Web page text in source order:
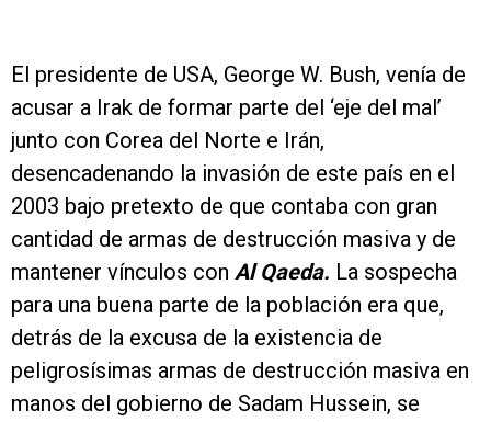
El presidente de USA, George W. Bush, venía de
acusar a Irak de formar parte del ‘eje del mal’
junto con Corea del Norte e Irán,
desencadenando la invasión de este país en el
2003 bajo pretexto de que contaba con gran
cantidad de armas de destrucción masiva y de
mantener vínculos con Al Qaeda. La sospecha
para una buena parte de la población era que,
detrás de la excusa de la existencia de
peligrosísimas armas de destrucción masiva en
manos del gobierno de Sadam Hussein, se